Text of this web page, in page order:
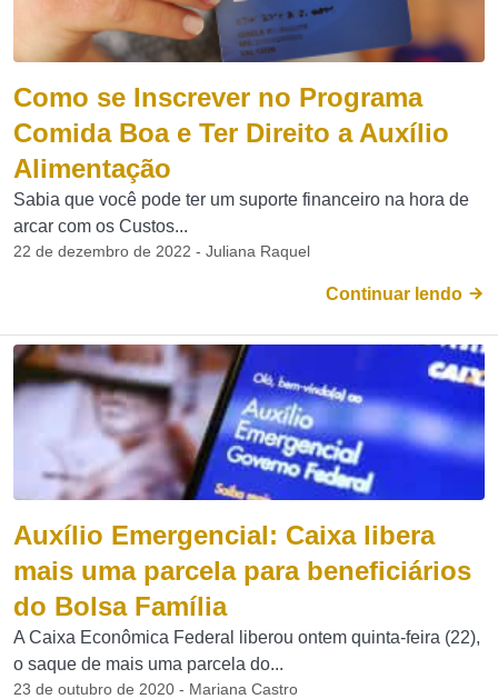
Como se Inscrever no Programa
Comida Boa e Ter Direito a Auxílio
Alimentação
Sabia que você pode ter um suporte financeiro na hora de
arcar com os Custos...
22 de dezembro de 2022 - Juliana Raquel
Continuar lendo
Auxílio Emergencial: Caixa libera
mais uma parcela para beneficiários
do Bolsa Família
A Caixa Econômica Federal liberou ontem quinta-feira (22),
o saque de mais uma parcela do...
23 de outubro de 2020 - Mariana Castro